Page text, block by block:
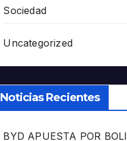
Sociedad
Uncategorized
Noticias Recientes
BYD APUESTA POR